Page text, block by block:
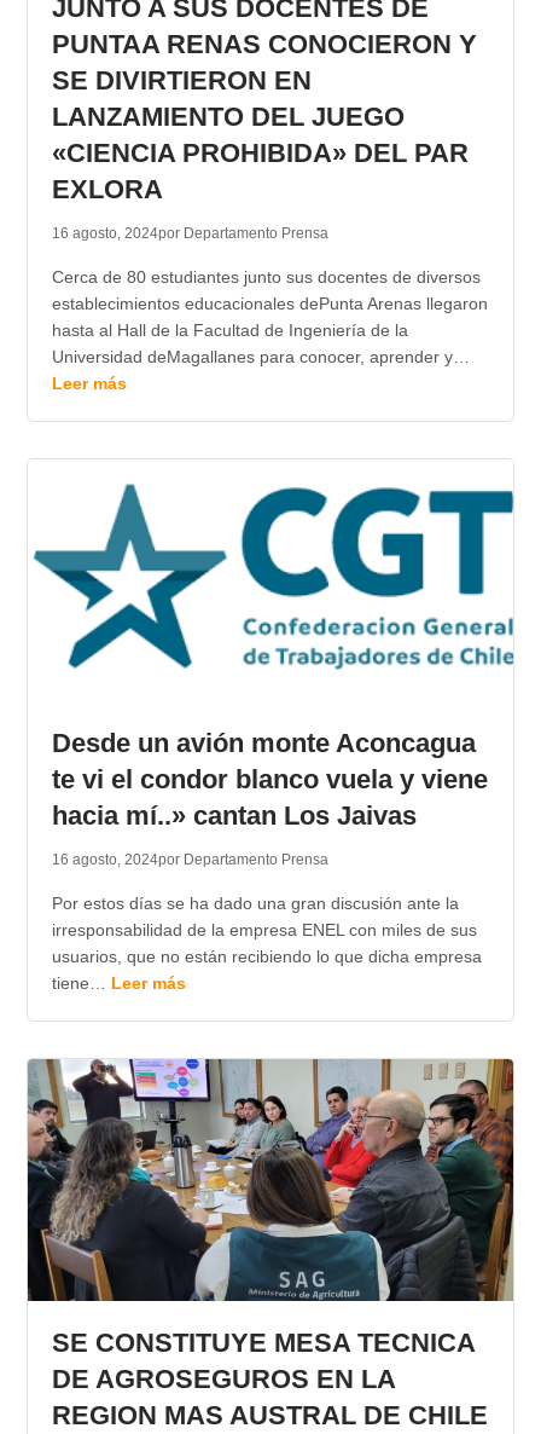
JUNTO A SUS DOCENTES DE
PUNTAA RENAS CONOCIERON Y
SE DIVIRTIERON EN
LANZAMIENTO DEL JUEGO
«CIENCIA PROHIBIDA» DEL PAR
EXLORA
16 agosto, 2024por Departamento Prensa
Cerca de 80 estudiantes junto sus docentes de diversos
establecimientos educacionales dePunta Arenas llegaron
hasta al Hall de la Facultad de Ingeniería de la
Universidad deMagallanes para conocer, aprender y…
Leer más
Desde un avión monte Aconcagua
te vi el condor blanco vuela y viene
hacia mí..» cantan Los Jaivas
16 agosto, 2024por Departamento Prensa
Por estos días se ha dado una gran discusión ante la
irresponsabilidad de la empresa ENEL con miles de sus
usuarios, que no están recibiendo lo que dicha empresa
tiene… Leer más
SE CONSTITUYE MESA TECNICA
DE AGROSEGUROS EN LA
REGION MAS AUSTRAL DE CHILE